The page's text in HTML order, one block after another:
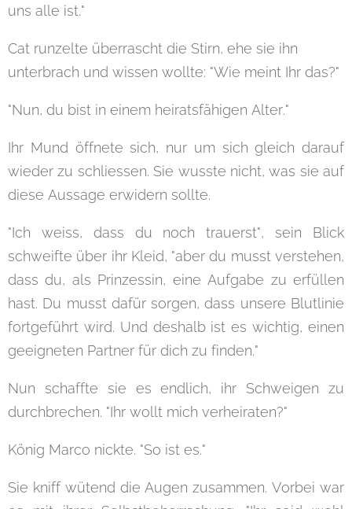
uns alle ist."
Cat runzelte überrascht die Stirn, ehe sie ihn
unterbrach und wissen wollte: "Wie meint Ihr das?"
"Nun, du bist in einem heiratsfähigen Alter."
Ihr Mund öffnete sich, nur um sich gleich darauf
wieder zu schliessen. Sie wusste nicht, was sie auf
diese Aussage erwidern sollte.
"Ich weiss, dass du noch trauerst", sein Blick
schweifte über ihr Kleid, "aber du musst verstehen,
dass du, als Prinzessin, eine Aufgabe zu erfüllen
hast. Du musst dafür sorgen, dass unsere Blutlinie
fortgeführt wird. Und deshalb ist es wichtig, einen
geeigneten Partner für dich zu finden."
Nun schaffte sie es endlich, ihr Schweigen zu
durchbrechen. "Ihr wollt mich verheiraten?"
König Marco nickte. "So ist es."
Sie kniff wütend die Augen zusammen. Vorbei war